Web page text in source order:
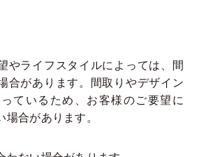
やライフスタイルによっては、間
合があります。間取りやデザイン
ているため、お客様のご要望に
場合があります。